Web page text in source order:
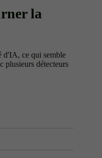
la
d'IA, ce qui semble
plusieurs détecteurs